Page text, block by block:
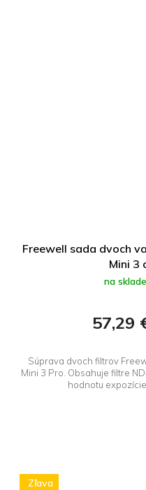
Freewell sada dvoch
Mini 3
na
57,29
Súprava dvoch filtrov
Mini 3 Pro. Obsahuje filtre
hodnotu
Zľava